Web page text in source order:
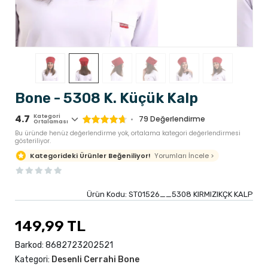
Bone - 5308 K. Küçük Kalp
4.7 Kategori
Ortalaması 79 Değerlendirme
Bu üründe henüz değerlendirme yok, ortalama kategori değerlendirmesi
gösteriliyor.
Kategorideki Ürünler Beğeniliyor! Yorumları İncele >
Ürün Kodu: ST01526__5308 KIRMIZIKÇK KALP
149,99 TL
Barkod: 8682723202521
Kategori: Desenli Cerrahi Bone